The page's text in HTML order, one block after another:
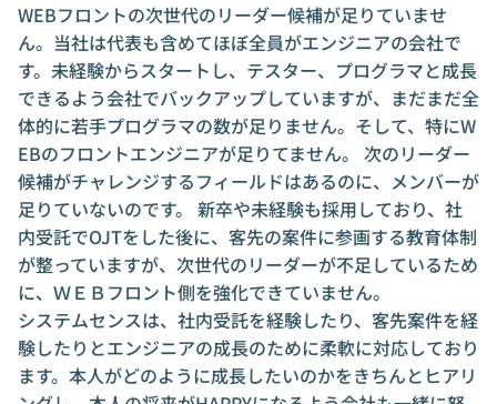
WEBフロントの次世代のリーダー候補が足りていませ
ん。当社は代表も含めてほぼ全員がエンジニアの会社で
す。未経験からスタートし、テスター、プログラマと成長
できるよう会社でバックアップしていますが、まだまだ全
体的に若手プログラマの数が足りません。そして、特にW
EBのフロントエンジニアが足りてません。 次のリーダー
候補がチャレンジするフィールドはあるのに、メンバーが
足りていないのです。 新卒や未経験も採用しており、社
内受託でOJTをした後に、客先の案件に参画する教育体制
が整っていますが、次世代のリーダーが不足しているため
に、ＷＥＢフロント側を強化できていません。
システムセンスは、社内受託を経験したり、客先案件を経
験したりとエンジニアの成長のために柔軟に対応しており
ます。本人がどのように成長したいのかをきちんとヒアリ